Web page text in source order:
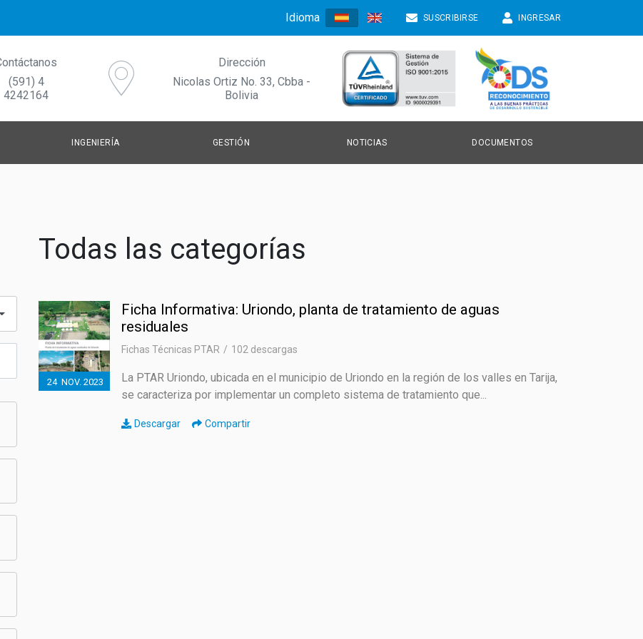
Idioma SUSCRIBIRSE INGRESAR
(591) 4
4242164
Dirección
Nicolas Ortiz No. 33, Cbba -
Bolivia
INGENIERÍA
GESTIÓN DE RESIDUOS SÓLIDOS
ECO SAN
GESTIÓN NOTICIAS DOCUMENTOS
Todas las categorías
24 NOV. 2023
Ficha Informativa: Uriondo, planta de tratamiento de aguas
residuales
Fichas Técnicas PTAR 102 descargas
La PTAR Uriondo, ubicada en el municipio de Uriondo en la región de los valles en Tarija,
se caracteriza por implementar un completo sistema de tratamiento que...
Descargar Compartir